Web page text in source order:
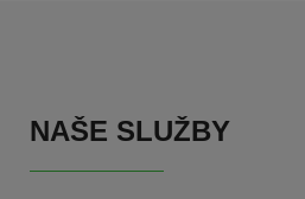
NAŠE SLUŽBY